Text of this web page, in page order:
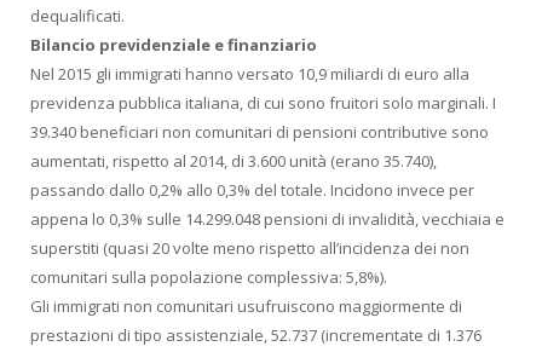
dequalificati.
Bilancio previdenziale e finanziario
Nel 2015 gli immigrati hanno versato 10,9 miliardi di euro alla
previdenza pubblica italiana, di cui sono fruitori solo marginali. I
39.340 beneficiari non comunitari di pensioni contributive sono
aumentati, rispetto al 2014, di 3.600 unità (erano 35.740),
passando dallo 0,2% allo 0,3% del totale. Incidono invece per
appena lo 0,3% sulle 14.299.048 pensioni di invalidità, vecchiaia e
superstiti (quasi 20 volte meno rispetto all’incidenza dei non
comunitari sulla popolazione complessiva: 5,8%).
Gli immigrati non comunitari usufruiscono maggiormente di
prestazioni di tipo assistenziale, 52.737 (incrementate di 1.376